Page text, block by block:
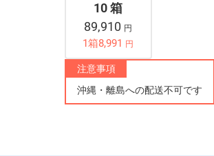
10 箱
89,910 円
1箱8,991 円
注意事項
沖縄・離島への配送不可です